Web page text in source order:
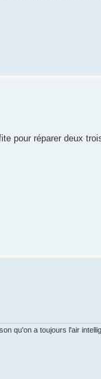
pour réparer deux
qu'on a toujours l'air